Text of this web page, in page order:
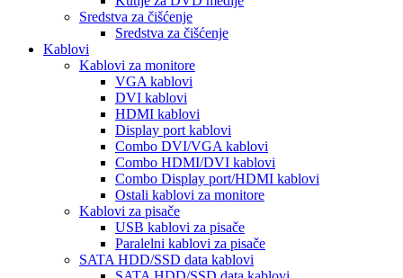
Sredstva za čišćenje
Sredstva za čišćenje
Kablovi
Kablovi za monitore
VGA kablovi
DVI kablovi
HDMI kablovi
Display port kablovi
Combo DVI/VGA kablovi
Combo HDMI/DVI kablovi
Combo Display port/HDMI kablovi
Ostali kablovi za monitore
Kablovi za pisače
USB kablovi za pisače
Paralelni kablovi za pisače
SATA HDD/SSD data kablovi